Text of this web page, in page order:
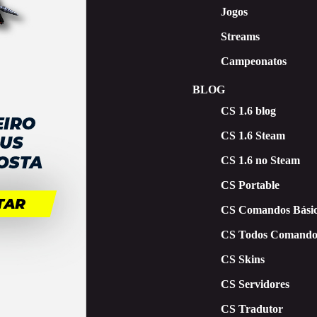
Jogos
Streams
Campeonatos
BLOG
CS 1.6 blog
CS 1.6 Steam
CS 1.6 no Steam
CS Portable
CS Comandos
CS Todos
CS Skins
CS Servidores
CS Tradutor